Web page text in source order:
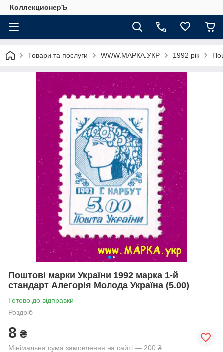
КоллекционерЪ
Товари та послуги WWW.МАРКА.УКР 1992 рік
Поштові марки України 1992 марка 1-й
стандарт Алегорія Молода Україна (5.00)
Готово до відправки
Роздріб
8 ₴
Мінімальна сума замовлення на сайті — 200 ₴